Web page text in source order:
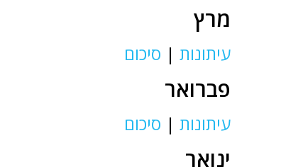
מרץ
עיתונות | סיכום
פברואר
עיתונות | סיכום
ינואר